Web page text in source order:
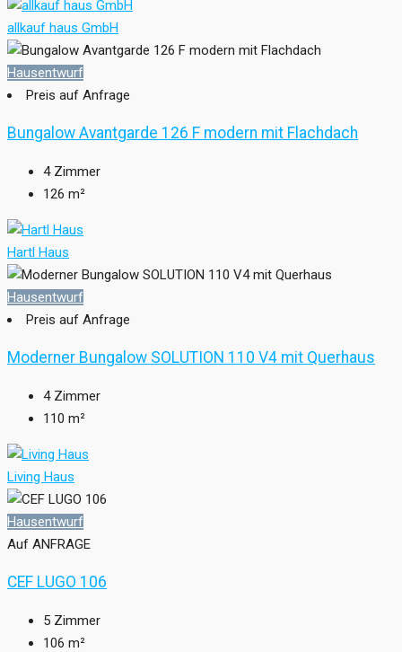
allkauf haus GmbH
Hausentwurf
Preis auf Anfrage
Bungalow Avantgarde 126 F modern mit Flachdach
4 Zimmer
126 m²
Hartl Haus
Hausentwurf
Preis auf Anfrage
Moderner Bungalow SOLUTION 110 V4 mit Querhaus
4 Zimmer
110 m²
Living Haus
Hausentwurf
Auf ANFRAGE
CEF LUGO 106
5 Zimmer
106 m²